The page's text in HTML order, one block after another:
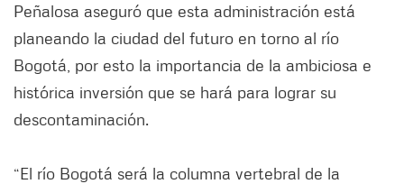
Peñalosa aseguró que esta administración está
planeando la ciudad del futuro en torno al río
Bogotá, por esto la importancia de la ambiciosa e
histórica inversión que se hará para lograr su
descontaminación.
“El río Bogotá será la columna vertebral de la